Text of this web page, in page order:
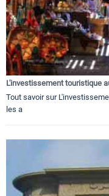
L'investissement touristique
Tout savoir sur
les a